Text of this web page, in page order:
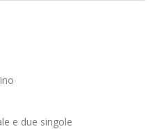
e due singole